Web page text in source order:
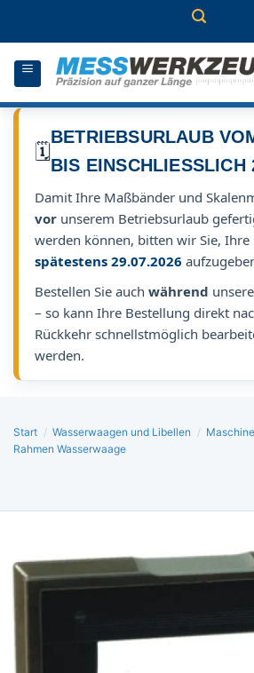
🗓️
BETRIEBSURLAUB
BIS EINSCHLIESSLICH
Damit Ihre Maßbänder und
vor unserem Betriebsurlaub
werden können, bitten wir Sie, Ihre
spätestens 29.07.2026
Bestellen Sie auch während
– so kann Ihre Bestellung direkt
Rückkehr schnellstmöglich
werden.
Start / Wasserwaagen und Libellen /
Rahmen Wasserwaage